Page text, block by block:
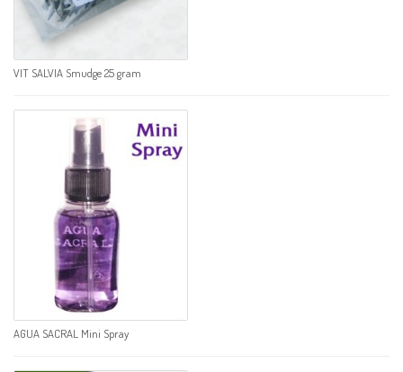
VIT SALVIA Smudge 25 gram
AGUA SACRAL Mini Spray